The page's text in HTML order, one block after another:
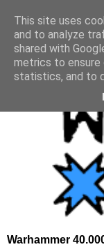
Warhammer
This site uses
and to analyze
shared with
metrics to ensure
statistics, and to